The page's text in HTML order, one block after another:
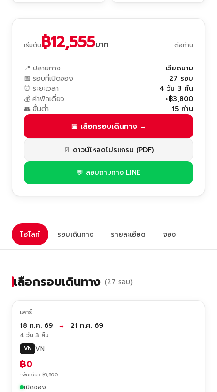
เริ่มต้น฿12,555บาท ต่อท่าน
📍 ปลายทาง
เวียดนาม
📅 รอบที่เปิดจอง
27 รอบ
⏰ ระยะเวลา
4 วัน 3 คืน
💰 ค่าพักเดี่ยว
+฿3,800
👥 ขั้นต่ำ
15 ท่าน
📅 เลือกรอบเดินทาง →
📄 ดาวน์โหลดโปรแกรม (PDF)
💬 สอบถามทาง LINE
ไฮไลท์ รอบเดินทาง รายละเอียด จอง
เลือกรอบเดินทาง (27 รอบ)
เสาร์
18 ก.ค. 69 → 21 ก.ค. 69
4 วัน 3 คืน
VN VN
฿0
+พักเดี่ยว ฿3,800
เปิดจอง